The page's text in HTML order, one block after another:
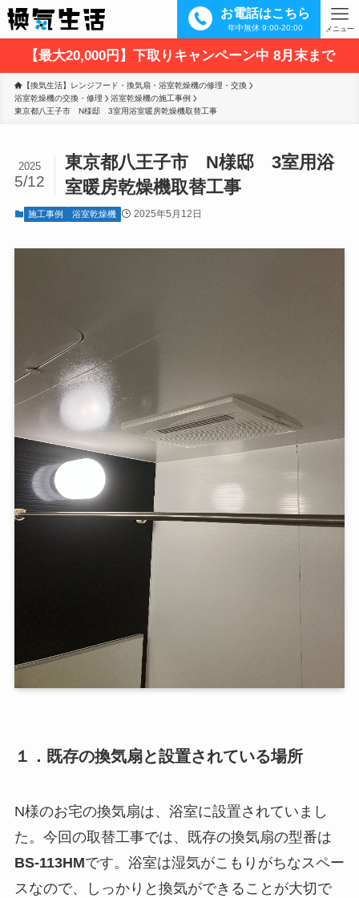
お電話はこちら
年中無休 9:00-20:00 メニュー
【最大20,000円】下取りキャンペーン中 8月末まで
【換気生活】レンジフード・換気扇・浴室乾燥機の修理・交換
浴室乾燥機の交換・修理
浴室乾燥機の施工事例
東京都八王子市　N様邸　3室用浴室暖房乾燥機取替工事
東京都八王子市 N様邸 3室用浴
室暖房乾燥機取替工事
2025
5/12
施工事例 浴室乾燥機 2025年5月12日
１．既存の換気扇と設置されている場所
N様のお宅の換気扇は、浴室に設置されていまし
た。今回の取替工事では、既存の換気扇の型番は
BS-113HMです。浴室は湿気がこもりがちなスペー
スなので、しっかりと換気ができることが大切で